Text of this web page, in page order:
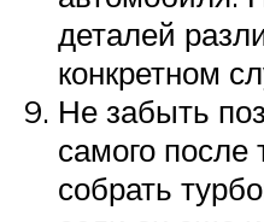
деталей
конкретном
Не забыть
самого после
собрать